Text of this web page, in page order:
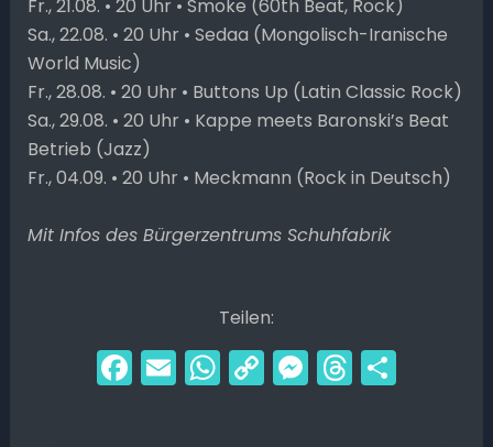
Fr., 21.08. • 20 Uhr • Smoke (60th Beat, Rock)
Sa., 22.08. • 20 Uhr • Sedaa (Mongolisch-Iranische
World Music)
Fr., 28.08. • 20 Uhr • Buttons Up (Latin Classic Rock)
Sa., 29.08. • 20 Uhr • Kappe meets Baronski’s Beat
Betrieb (Jazz)
Fr., 04.09. • 20 Uhr • Meckmann (Rock in Deutsch)
Mit Infos des Bürgerzentrums Schuhfabrik
Teilen:
F E W C M T